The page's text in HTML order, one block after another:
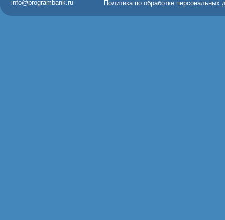
info@programbank.ru Политика по обработке персональных